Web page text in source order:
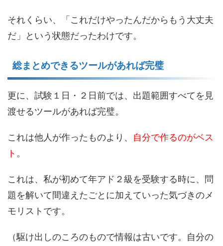
それくらい、「これだけやったんだからもう大丈夫
だ」という状態だったわけです。
総まとめできるツールがあれば完璧
更に、試験１日・２日前では、出題範囲すべてを見
渡せるツールがあれば完璧。
これは他人が作ったものより、 自分で作るのがベス
ト 。
これは、私が初めて年アド２級を受験する時に、問
題を解いて間違えたごとに加えていった気づきのメ
モリストです。
（駆け出しのころのもので情報は古いです。自分の